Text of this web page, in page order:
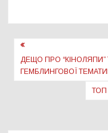
Навігація
записів
ДЕЩО ПРО “КІНОЛЯПИ”
ГЕМБЛИНГОВОЇ
ТОП